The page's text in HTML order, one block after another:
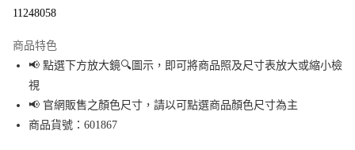
Apple Pay
街口支付
悠遊付
11248058
商品特色
📢 點選下方放大鏡🔍圖示，即可將商品照及尺寸表放大或縮小檢
視
📢 官網販售之顏色尺寸，請以可點選商品顏色尺寸為主
商品貨號：601867